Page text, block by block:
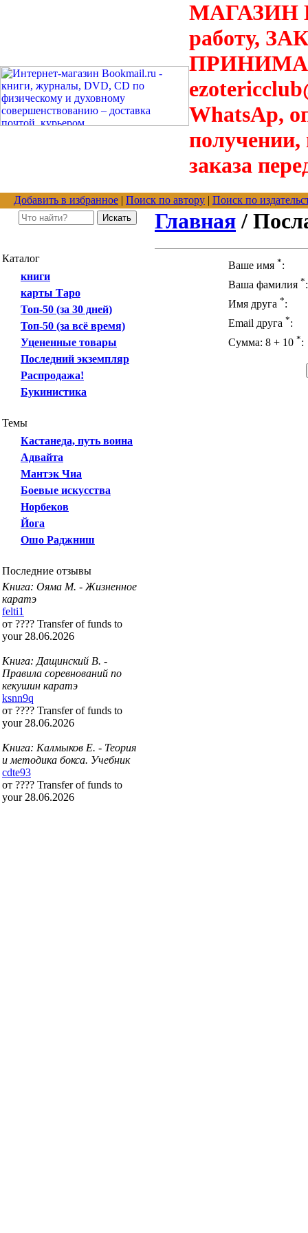
МАГАЗИН
работу,
WhatsAp,
получении,
заказа
Добавить в избранное | Поиск по автору | Поиск по
Каталог
книги
карты Таро
Топ-50 (за 30 дней)
Топ-50 (за всё время)
Уцененные товары
Последний экземпляр
Распродажа!
Букинистика
Темы
Кастанеда, путь воина
Адвайта
Мантэк Чиа
Боевые искусства
Норбеков
Йога
Ошо Раджниш
Последние отзывы
Книга: Ояма М. - Жизненное
каратэ
felti1
от ???? Transfer of funds to
your 28.06.2026
Книга: Дащинский В. -
Правила соревнований по
кекушин каратэ
ksnn9q
от ???? Transfer of funds to
your 28.06.2026
Книга: Калмыков Е. - Теория
и методика бокса. Учебник
cdte93
от ???? Transfer of funds to
your 28.06.2026
Главная /
Ваше имя *:
Ваша фамилия *:
Имя друга *:
Email друга *:
Сумма: 8 + 10 *: